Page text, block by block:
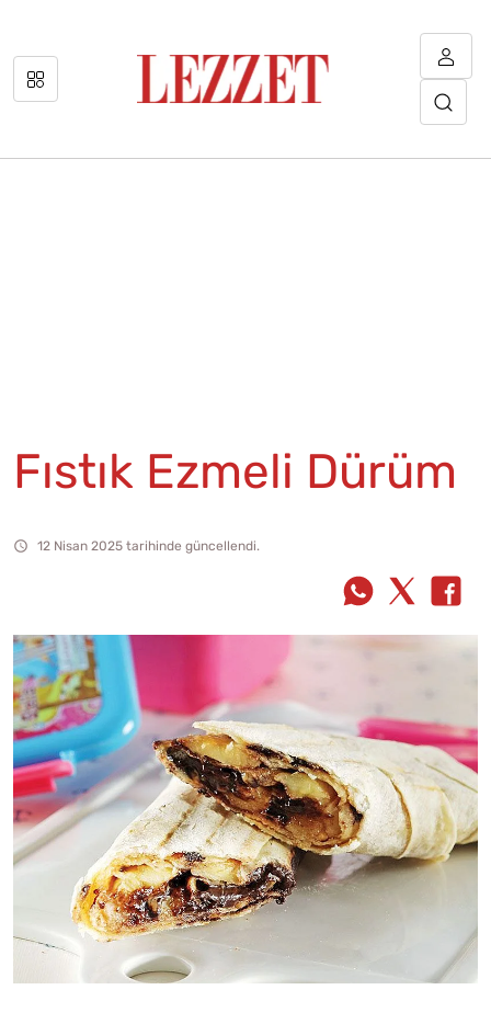
Fıstık Ezmeli Dürüm
12 Nisan 2025 tarihinde güncellendi.